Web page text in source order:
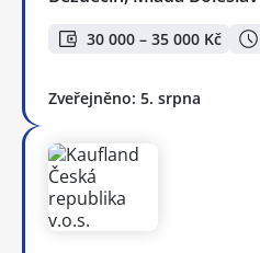
30 000 – 35 000 Kč
Zveřejněno: 5. srpna